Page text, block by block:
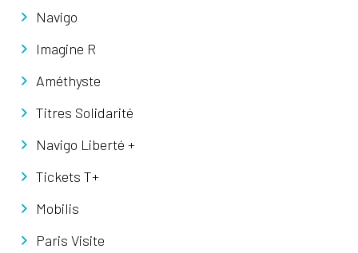
Navigo
Imagine R
Améthyste
Titres Solidarité
Navigo Liberté +
Tickets T+
Mobilis
Paris Visite